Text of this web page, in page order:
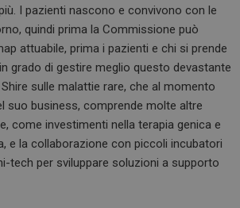
I pazienti nascono e convivono con le
quindi prima la Commissione può
attuabile, prima i pazienti e chi si prende
grado di gestire meglio questo devastante
sulle malattie rare, che al momento
suo business, comprende molte altre
come investimenti nella terapia genica e
e la collaborazione con piccoli incubatori
tech per sviluppare soluzioni a supporto